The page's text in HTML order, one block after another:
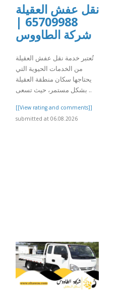
نقل عفش العقيلة
65709988 |
شركة الطاووس
تُعتبر خدمة نقل عفش العقيلة
من الخدمات الحيوية التي
يحتاجها سكان منطقة العقيلة
بشكل مستمر، حيث تسعى ..
[[View rating and comments]]
submitted at 06.08.2026